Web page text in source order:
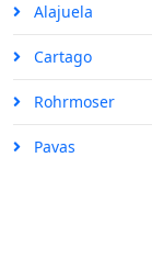
Alajuela
Cartago
Rohrmoser
Pavas